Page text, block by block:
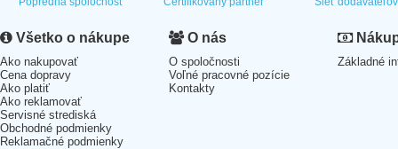
Všetko o nákupe
Ako nakupovať
Cena dopravy
Ako platiť
Ako reklamovať
Servisné strediská
Obchodné podmienky
Reklamačné podmienky
O nás
O spoločnosti
Voľné pracovné pozície
Kontakty
Základné